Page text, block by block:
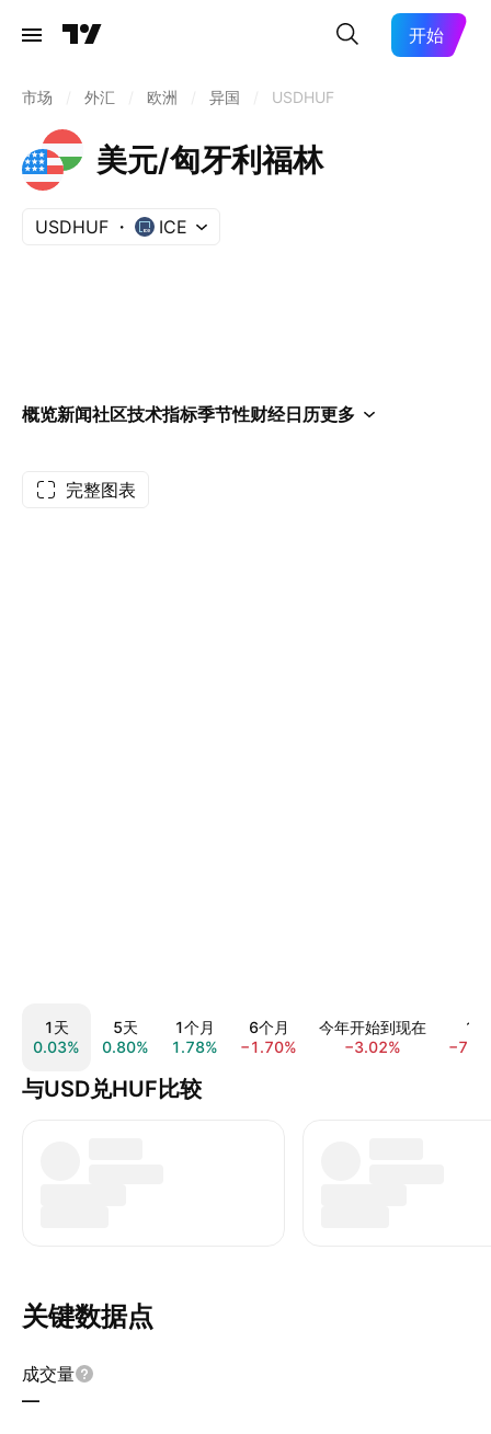
开始
市场 外汇 欧洲 异国 USDHUF
美元/匈牙利福林
USDHUF ICE
概览新闻社区技术指标季节性财经日历更多
完整图表
1天
0.03%
5天
0.80%
1个月
1.78%
6个月
−1.70%
今年开始到现在
−3.02%
1年
与USD兑HUF比较
关键数据点
成交量
—